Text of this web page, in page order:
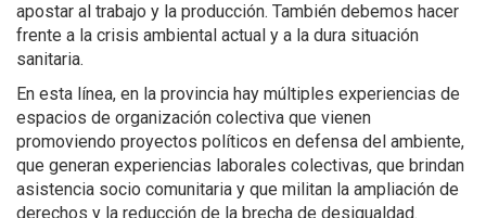
apostar al trabajo y la producción. También debemos hacer
frente a la crisis ambiental actual y a la dura situación
sanitaria.
En esta línea, en la provincia hay múltiples experiencias de
espacios de organización colectiva que vienen
promoviendo proyectos políticos en defensa del ambiente,
que generan experiencias laborales colectivas, que brindan
asistencia socio comunitaria y que militan la ampliación de
derechos y la reducción de la brecha de desigualdad.